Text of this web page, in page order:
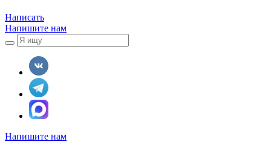
Написать
Напишите нам
Напишите нам